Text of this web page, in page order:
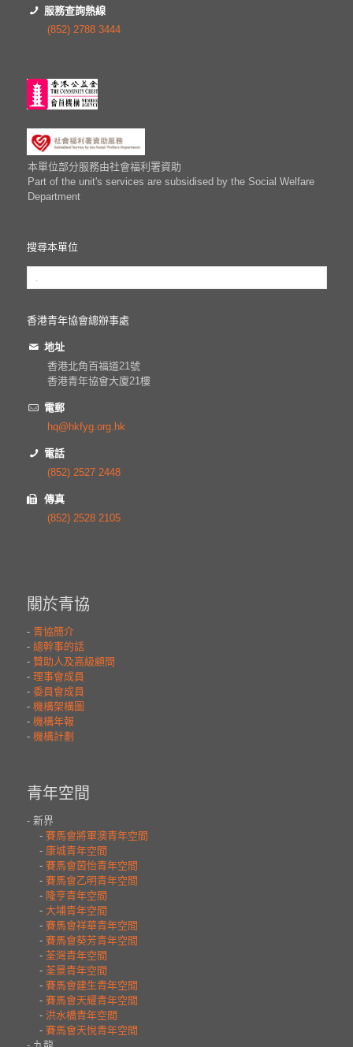
服務查詢熱線
(852) 2788 3444
本單位部分服務由社會福利署資助
Part of the unit's services are subsidised by the Social Welfare
Department
搜尋本單位
香港青年協會總辦事處
地址
香港北角百福道21號
香港青年協會大廈21樓
電郵
hq@hkfyg.org.hk
電話
(852) 2527 2448
傳真
(852) 2528 2105